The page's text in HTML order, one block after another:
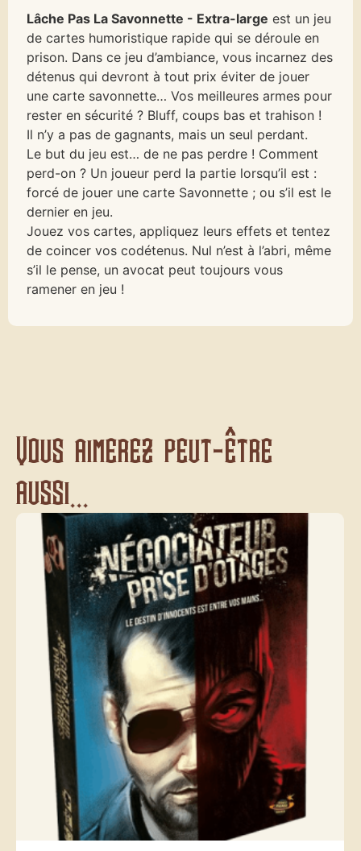
Lâche Pas La Savonnette - Extra-large est un jeu
de cartes humoristique rapide qui se déroule en
prison. Dans ce jeu d’ambiance, vous incarnez des
détenus qui devront à tout prix éviter de jouer
une carte savonnette… Vos meilleures armes pour
rester en sécurité ? Bluff, coups bas et trahison !
Il n’y a pas de gagnants, mais un seul perdant.
Le but du jeu est… de ne pas perdre ! Comment
perd-on ? Un joueur perd la partie lorsqu’il est :
forcé de jouer une carte Savonnette ; ou s’il est le
dernier en jeu.
Jouez vos cartes, appliquez leurs effets et tentez
de coincer vos codétenus. Nul n’est à l’abri, même
s’il le pense, un avocat peut toujours vous
ramener en jeu !
Vous aimerez peut-être
aussi...